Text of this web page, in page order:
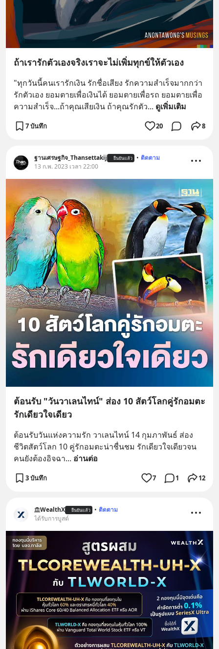
ถ้าเรารักตัวเองจริงเราจะไม่เพิ่มทุกข์ให้ตัวเอง
"ทุกวันนี้คนเรารักเงิน รักชื่อเสียง รักความสำเร็จมากกว่า
รักตัวเอง ยอมตายเพื่อเงินได้ ยอมตายเพื่อรถ ยอมตายเพื่อ
ความสำเร็จ...ถ้าคุณเสียเงิน ถ้าคุณรักตัว... ดูเพิ่มเติม
7 บันทึก 20 8
ฐานเศรษฐกิจ_Thansettakij ยืนยันแล้ว • ติดตาม
13 ก.พ. 2023 เวลา 22:00
ต้อนรับ "วันวาเลนไทน์" ส่อง 10 สัตว์โลกคู่รักอมตะ
รักเดียวใจเดียว
ต้อนรับวันแห่งความรัก วาเลนไทน์ 14 กุมภาพันธ์ ส่อง
ชีวิตสัตว์โลก 10 คู่รักอมตะน่าชื่นชม รักเดียวใจเดียวจน
คนยังต้องอิจฉา... อ่านต่อ
3 บันทึก 7 1 12
WealthX ยืนยันแล้ว • ติดตาม
ได้รับการบูสต์